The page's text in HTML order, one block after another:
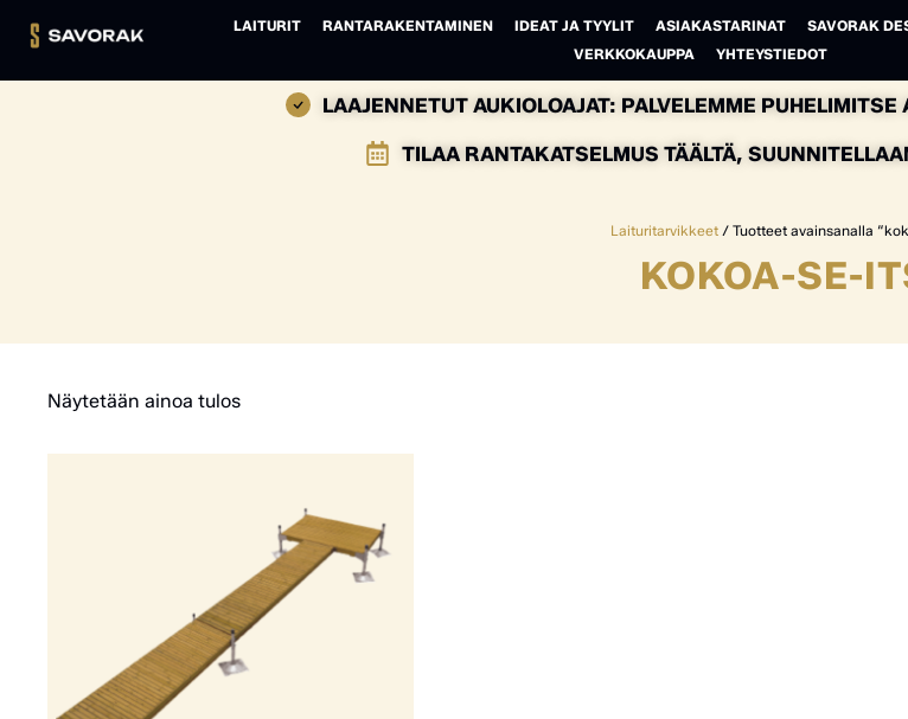
LAITURIT RANTARAKENTAMINEN IDEAT JA TYYLIT ASIAKASTARINAT SAVORAK
VERKKOKAUPPA
YHTEYSTIEDOT
LAAJENNETUT AUKIOLOAJAT: PALVELEMME
TILAA RANTAKATSELMUS TÄÄLTÄ,
Laituritarvikkeet/ Tuotteet avainsanalla
KOKOA-SE-
Näytetään ainoa tulos